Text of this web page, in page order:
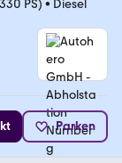
PS) • Diesel
Parken